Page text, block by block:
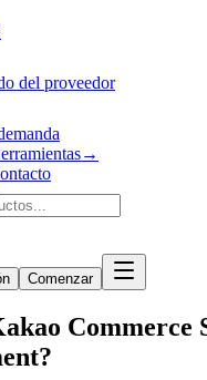
del proveedor
→
Comenzar
Commerce